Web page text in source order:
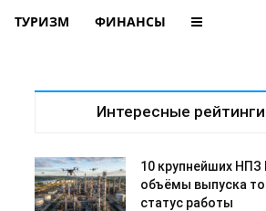
ТУРИЗМ ФИНАНСЫ
Интересные
10 крупнейших НПЗ
объёмы выпуска
статус работы